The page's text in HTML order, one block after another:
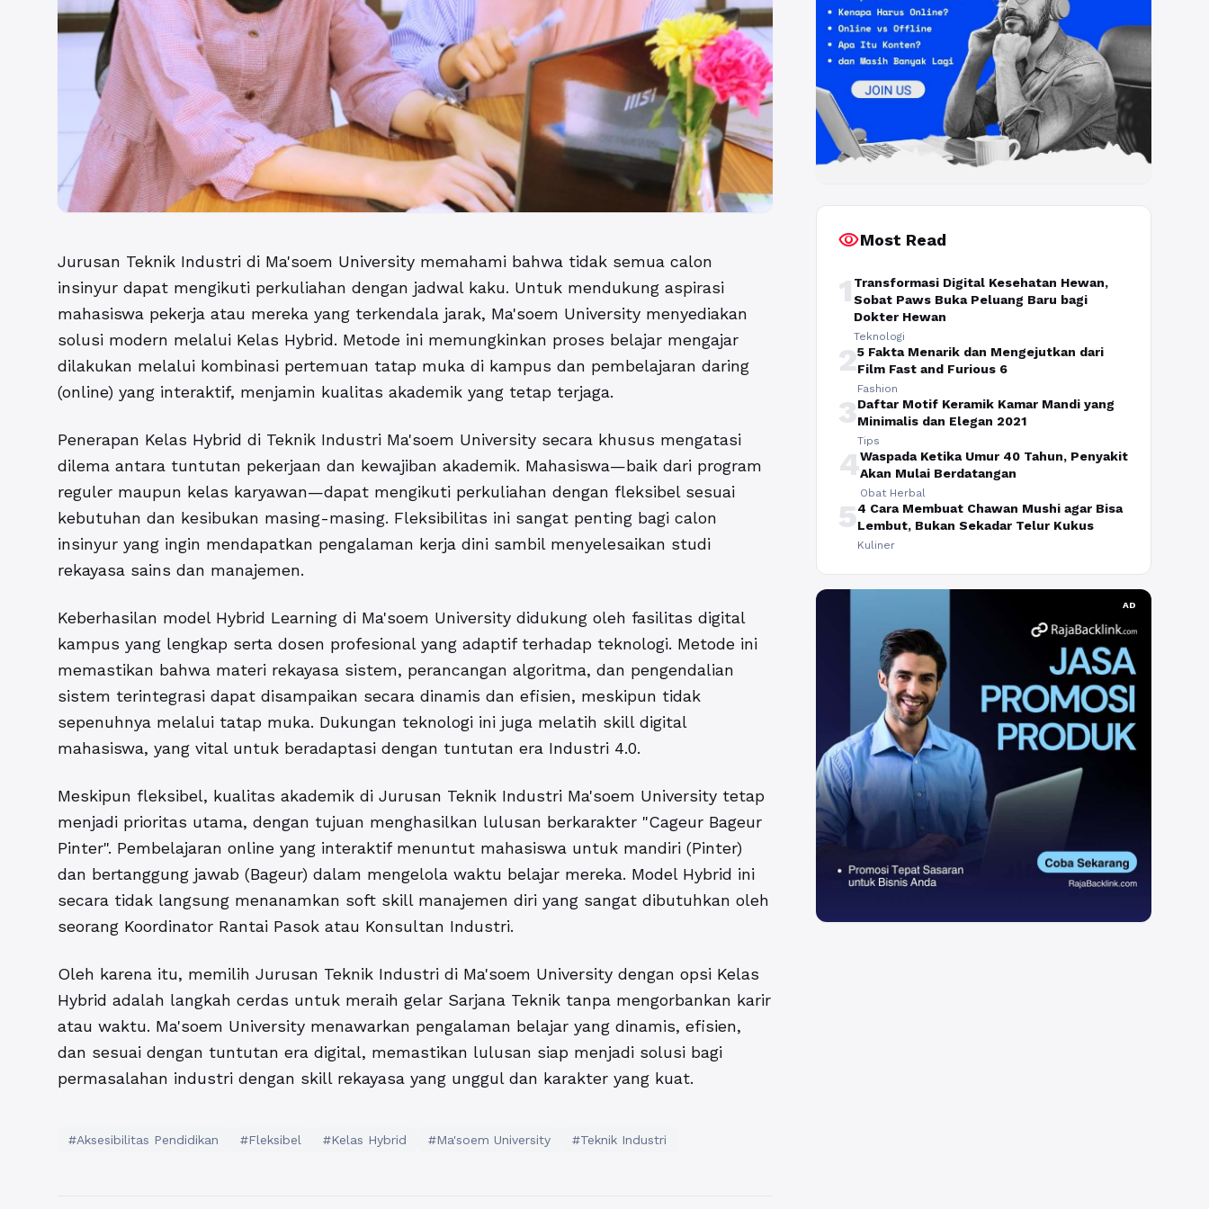
Jurusan Teknik Industri di Ma'soem University memahami bahwa tidak semua calon
insinyur dapat mengikuti perkuliahan dengan jadwal kaku. Untuk mendukung aspirasi
mahasiswa pekerja atau mereka yang terkendala jarak, Ma'soem University menyediakan
solusi modern melalui Kelas Hybrid. Metode ini memungkinkan proses belajar mengajar
dilakukan melalui kombinasi pertemuan tatap muka di kampus dan pembelajaran daring
(online) yang interaktif, menjamin kualitas akademik yang tetap terjaga.
Penerapan Kelas Hybrid di Teknik Industri Ma'soem University secara khusus mengatasi
dilema antara tuntutan pekerjaan dan kewajiban akademik. Mahasiswa—baik dari program
reguler maupun kelas karyawan—dapat mengikuti perkuliahan dengan fleksibel sesuai
kebutuhan dan kesibukan masing-masing. Fleksibilitas ini sangat penting bagi calon
insinyur yang ingin mendapatkan pengalaman kerja dini sambil menyelesaikan studi
rekayasa sains dan manajemen.
Keberhasilan model Hybrid Learning di Ma'soem University didukung oleh fasilitas digital
kampus yang lengkap serta dosen profesional yang adaptif terhadap teknologi. Metode ini
memastikan bahwa materi rekayasa sistem, perancangan algoritma, dan pengendalian
sistem terintegrasi dapat disampaikan secara dinamis dan efisien, meskipun tidak
sepenuhnya melalui tatap muka. Dukungan teknologi ini juga melatih skill digital
mahasiswa, yang vital untuk beradaptasi dengan tuntutan era Industri 4.0.
Meskipun fleksibel, kualitas akademik di Jurusan Teknik Industri Ma'soem University tetap
menjadi prioritas utama, dengan tujuan menghasilkan lulusan berkarakter "Cageur Bageur
Pinter". Pembelajaran online yang interaktif menuntut mahasiswa untuk mandiri (Pinter)
dan bertanggung jawab (Bageur) dalam mengelola waktu belajar mereka. Model Hybrid ini
secara tidak langsung menanamkan soft skill manajemen diri yang sangat dibutuhkan oleh
seorang Koordinator Rantai Pasok atau Konsultan Industri.
Oleh karena itu, memilih Jurusan Teknik Industri di Ma'soem University dengan opsi Kelas
Hybrid adalah langkah cerdas untuk meraih gelar Sarjana Teknik tanpa mengorbankan karir
atau waktu. Ma'soem University menawarkan pengalaman belajar yang dinamis, efisien,
dan sesuai dengan tuntutan era digital, memastikan lulusan siap menjadi solusi bagi
permasalahan industri dengan skill rekayasa yang unggul dan karakter yang kuat.
#Aksesibilitas Pendidikan #Fleksibel #Kelas Hybrid #Ma'soem University #Teknik Industri
visibilityMost Read
1 Transformasi Digital Kesehatan Hewan,
Sobat Paws Buka Peluang Baru bagi
Dokter Hewan
Teknologi
25 Fakta Menarik dan Mengejutkan dari
Film Fast and Furious 6
Fashion
3Daftar Motif Keramik Kamar Mandi yang
Minimalis dan Elegan 2021
Tips
4Waspada Ketika Umur 40 Tahun, Penyakit
Akan Mulai Berdatangan
Obat Herbal
54 Cara Membuat Chawan Mushi agar Bisa
Lembut, Bukan Sekadar Telur Kukus
Kuliner
AD